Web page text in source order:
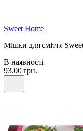
Sweet Home
Мішки для сміття
В наявності
93.00 грн.